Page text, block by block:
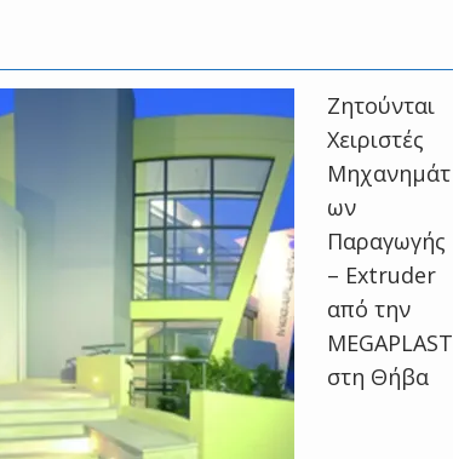
Zητούνται
Χειριστές
Μηχανημάτ
ων
Παραγωγής
– Extruder
από την
MEGAPLAST
στη Θήβα